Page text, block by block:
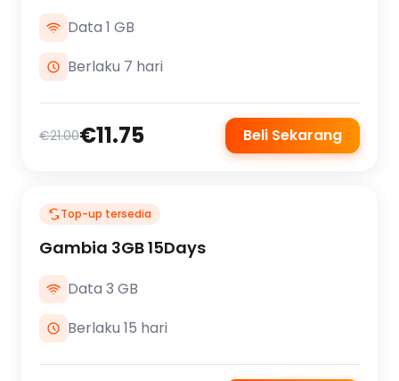
Data 1 GB
Berlaku 7 hari
€21.00€11.75 Beli Sekarang
Top-up tersedia
Gambia 3GB 15Days
Data 3 GB
Berlaku 15 hari